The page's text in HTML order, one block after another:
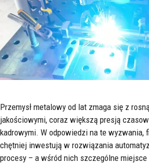
Przemysł metalowy od lat zmaga się z
jakościowymi, coraz większą presją
kadrowymi. W odpowiedzi na te wyzwania,
chętniej inwestują w rozwiązania
procesy – a wśród nich szczególne